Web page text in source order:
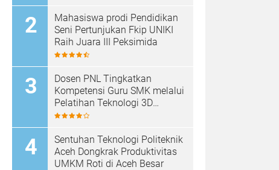
Mahasiswa prodi Pendidikan
Seni Pertunjukan Fkip UNIKI
Raih Juara III Peksimida
Dosen PNL Tingkatkan
Kompetensi Guru SMK melalui
Pelatihan Teknologi 3D
Printing
Sentuhan Teknologi Politeknik
Aceh Dongkrak Produktivitas
UMKM Roti di Aceh Besar